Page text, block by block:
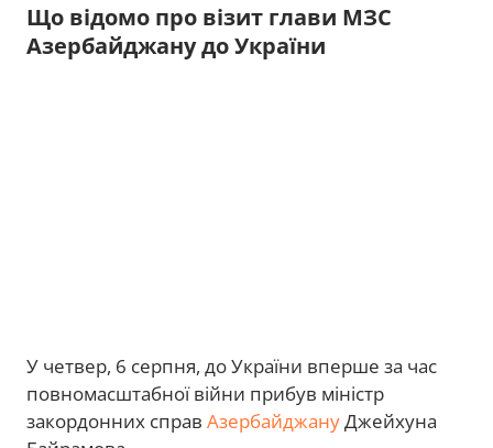
Що відомо про візит глави МЗС
Азербайджану до України
У четвер, 6 серпня, до України вперше за час
повномасштабної війни прибув міністр
закордонних справ АзербайджануДжейхуна